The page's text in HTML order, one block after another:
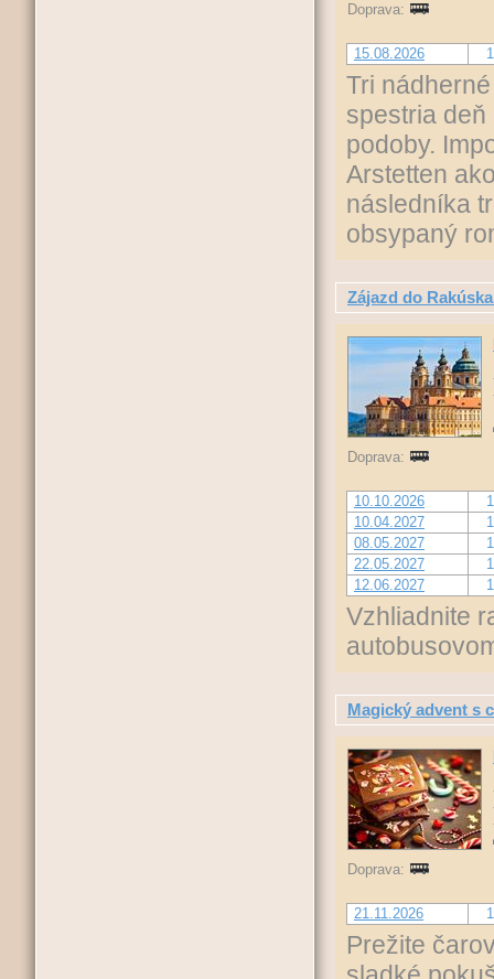
Doprava:
15.08.2026
Tri
spestria
podoby.
Arstetten
následníka
obsypaný
Zájazd do
Doprava:
10.10.2026
10.04.2027
08.05.2027
22.05.2027
12.06.2027
Vzhliadnite
Magický advent s
Doprava:
21.11.2026
Prežite